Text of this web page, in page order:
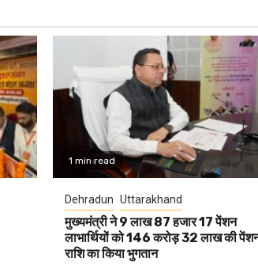
1 min read
Dehradun Uttarakhand
मुख्यमंत्री ने 9 लाख 87 हजार 17 पेंशन
लाभार्थियों को 146 करोड़ 32 लाख की
राशि का किया भुगतान